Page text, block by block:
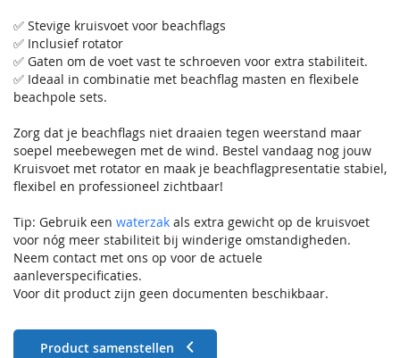
✅ Stevige kruisvoet voor beachflags
✅ Inclusief rotator
✅ Gaten om de voet vast te schroeven voor extra stabiliteit.
✅ Ideaal in combinatie met beachflag masten en flexibele
beachpole sets.
Zorg dat je beachflags niet draaien tegen weerstand maar
soepel meebewegen met de wind. Bestel vandaag nog jouw
Kruisvoet met rotator en maak je beachflagpresentatie stabiel,
flexibel en professioneel zichtbaar!
Tip: Gebruik een waterzak als extra gewicht op de kruisvoet
voor nóg meer stabiliteit bij winderige omstandigheden.
Neem contact met ons op voor de actuele
aanleverspecificaties.
Voor dit product zijn geen documenten beschikbaar.
Product samenstellen